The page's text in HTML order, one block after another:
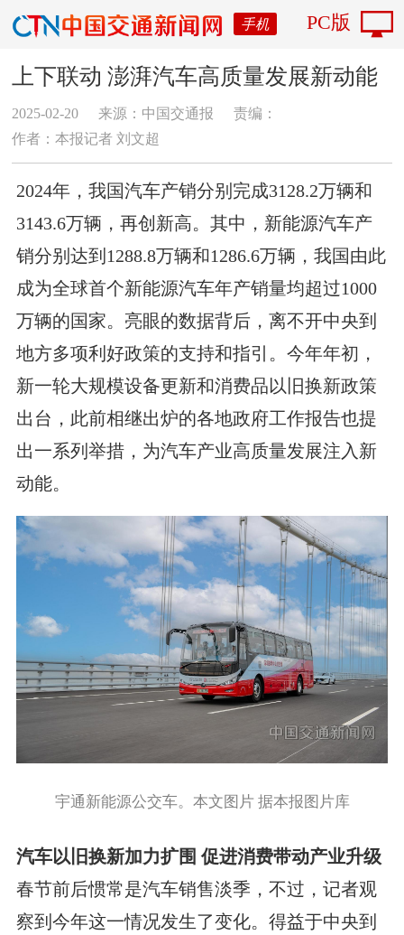
手机 PC版
上下联动 澎湃汽车高质量发展新动能
2025-02-20 来源：中国交通报
责编：
作者：本报记者 刘文超
2024年，我国汽车产销分别完成3128.2万辆和
3143.6万辆，再创新高。其中，新能源汽车产
销分别达到1288.8万辆和1286.6万辆，我国由此
成为全球首个新能源汽车年产销量均超过1000
万辆的国家。亮眼的数据背后，离不开中央到
地方多项利好政策的支持和指引。今年年初，
新一轮大规模设备更新和消费品以旧换新政策
出台，此前相继出炉的各地政府工作报告也提
出一系列举措，为汽车产业高质量发展注入新
动能。
宇通新能源公交车。本文图片 据本报图片库
汽车以旧换新加力扩围 促进消费带动产业升级
春节前后惯常是汽车销售淡季，不过，记者观
察到今年这一情况发生了变化。得益于中央到